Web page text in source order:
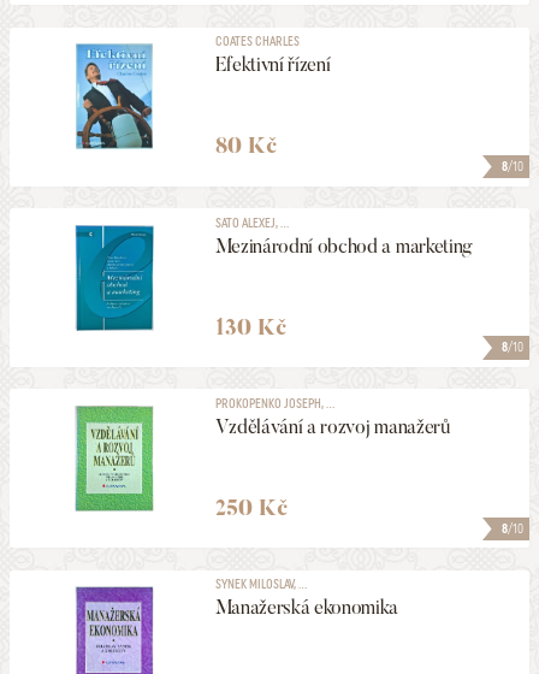
8/10
COATES CHARLES
Efektivní řízení
80 Kč
8/10
SATO ALEXEJ, ...
Mezinárodní obchod a marketing
130 Kč
8/10
PROKOPENKO JOSEPH, ...
Vzdělávání a rozvoj manažerů
250 Kč
SYNEK MILOSLAV, ...
Manažerská ekonomika